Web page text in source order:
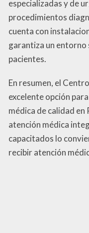
especializadas y de
procedimientos
cuenta con
garantiza un entorno
pacientes.
En resumen, el
excelente opción
médica de calidad en
atención médica
capacitados lo
recibir atención